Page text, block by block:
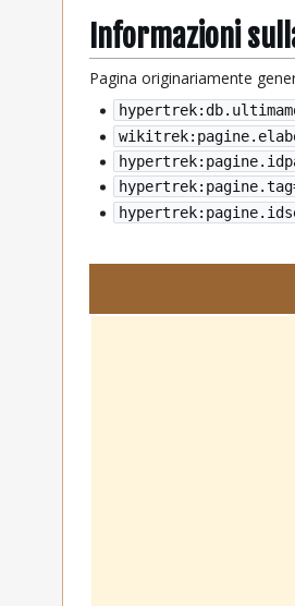
Informazioni
Pagina originariamente